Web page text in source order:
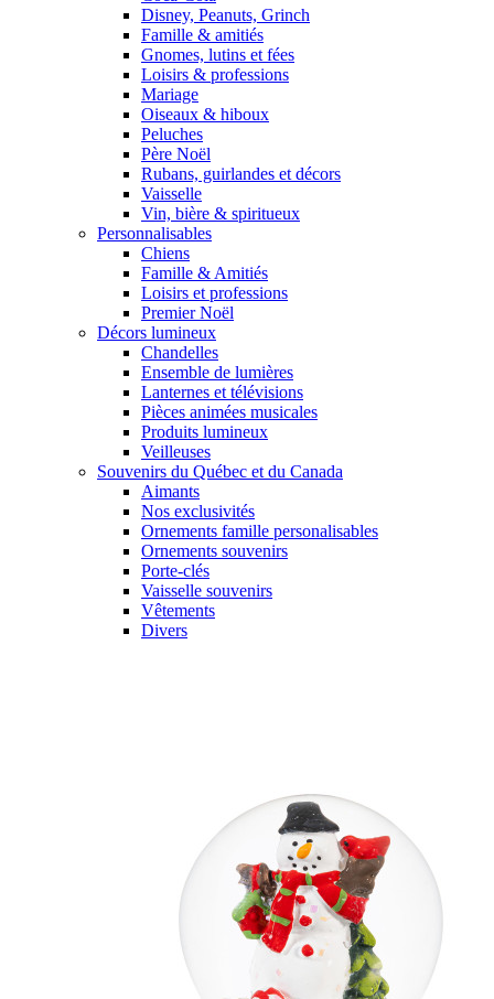
Disney, Peanuts, Grinch
Famille & amitiés
Gnomes, lutins et fées
Loisirs & professions
Mariage
Oiseaux & hiboux
Peluches
Père Noël
Rubans, guirlandes et décors
Vaisselle
Vin, bière & spiritueux
Personnalisables
Chiens
Famille & Amitiés
Loisirs et professions
Premier Noël
Décors lumineux
Chandelles
Ensemble de lumières
Lanternes et télévisions
Pièces animées musicales
Produits lumineux
Veilleuses
Souvenirs du Québec et du Canada
Aimants
Nos exclusivités
Ornements famille personalisables
Ornements souvenirs
Porte-clés
Vaisselle souvenirs
Vêtements
Divers